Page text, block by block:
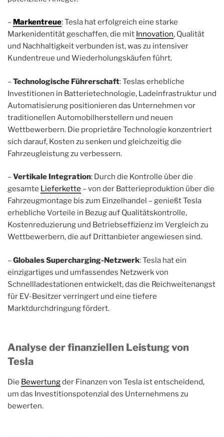
– Markentreue: Tesla hat erfolgreich eine starke
Markenidentität geschaffen, die mit Innovation, Qualität
und Nachhaltigkeit verbunden ist, was zu intensiver
Kundentreue und Wiederholungskäufen führt.
–Technologische Führerschaft: Teslas erhebliche
Investitionen in Batterietechnologie, Ladeinfrastruktur und
Automatisierung positionieren das Unternehmen vor
traditionellen Automobilherstellern und neuen
Wettbewerbern. Die proprietäre Technologie konzentriert
sich darauf, Kosten zu senken und gleichzeitig die
Fahrzeugleistung zu verbessern.
–Vertikale Integration: Durch die Kontrolle über die
gesamte Lieferkette – von der Batterieproduktion über die
Fahrzeugmontage bis zum Einzelhandel – genießt Tesla
erhebliche Vorteile in Bezug auf Qualitätskontrolle,
Kostenreduzierung und Betriebseffizienz im Vergleich zu
Wettbewerbern, die auf Drittanbieter angewiesen sind.
–Globales Supercharging-Netzwerk: Tesla hat ein
einzigartiges und umfassendes Netzwerk von
Schnellladestationen entwickelt, das die Reichweitenangst
für EV-Besitzer verringert und eine tiefere
Marktdurchdringung fördert.
Analyse der finanziellen Leistung von
Tesla
Die Bewertungder Finanzen von Tesla ist entscheidend,
um das Investitionspotenzial des Unternehmens zu
bewerten.